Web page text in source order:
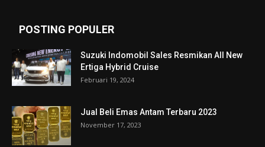
POSTING POPULER
Suzuki Indomobil Sales Resmikan All New
Ertiga Hybrid Cruise
Februari 19, 2024
Jual Beli Emas Antam Terbaru 2023
November 17, 2023